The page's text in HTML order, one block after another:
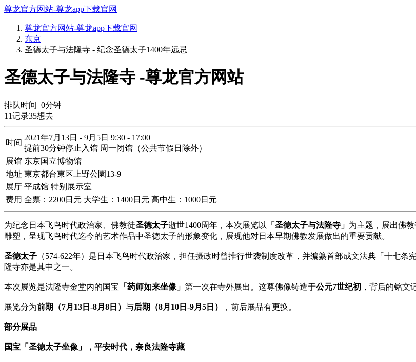
尊龙官方网站-尊龙app下载官网
尊龙官方网站-尊龙app下载官网
东京
圣德太子与法隆寺 - 纪念圣德太子1400年远忌
圣德太子与法隆寺 -尊龙官方网站
排队时间 0分钟
11记录35想去
时间
2021年7月13日 - 9月5日 9:30 - 17:00
提前30分钟停止入馆 周一闭馆（公共节假日除外）
展馆 东京国立博物馆
地址 東京都台東区上野公園13-9
展厅 平成馆 特别展示室
费用 全票：2200日元 大学生：1400日元 高中生：1000日元
为纪念日本飞鸟时代政治家、佛教徒圣德太子逝世1400周年，本次展览以 「圣德太子与法隆寺」 为主题，展出佛
雕塑，呈现飞鸟时代迄今的艺术作品中圣德太子的形象变化，展现他对日本早期佛教发展做出的重要贡献。
圣德太子 （574-622年）是日本飞鸟时代政治家，担任摄政时曾推行世袭制度改革，并编纂首部成文法典「十七
隆寺亦是其中之一。
本次展览是法隆寺金堂内的国宝 「药师如来坐像」 第一次在寺外展出。这尊佛像铸造于公元7世纪初 ，背后的铭文
展览分为前期（7月13日-8月8日） 与后期（8月10日-9月5日） ，前后展品有更换。
部分展品
国宝「圣德太子坐像」，平安时代，奈良法隆寺藏